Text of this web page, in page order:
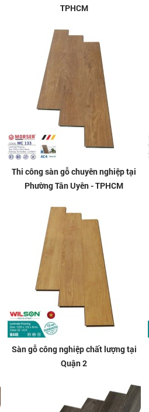
TPHCM
Thi công sàn gỗ chuyên nghiệp tại
Phường Tân Uyên - TPHCM
Sàn gỗ công nghiệp chất lượng tại
Quận 2